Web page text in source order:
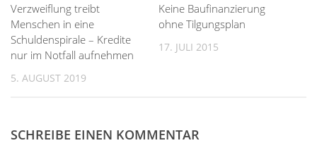
Verzweiflung treibt
Menschen in eine
Schuldenspirale – Kredite
nur im Notfall aufnehmen
5. AUGUST 2019
Keine Baufinanzierung
ohne Tilgungsplan
17. JULI 2015
SCHREIBE EINEN KOMMENTAR